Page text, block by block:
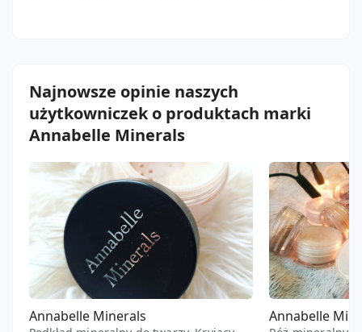
Najnowsze opinie naszych
użytkowniczek o produktach marki
Annabelle Minerals
Annabelle Minerals Annabelle